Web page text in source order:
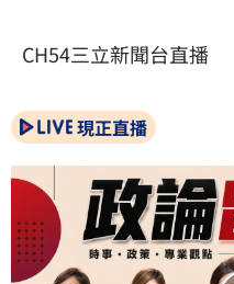
CH54三立新聞台直播
現正直播